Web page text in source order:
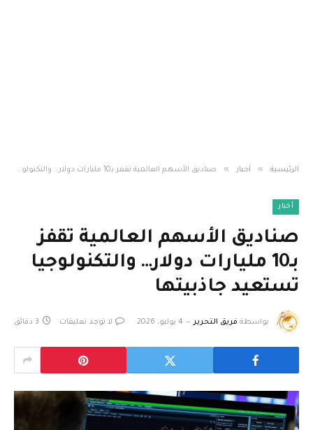
الرئيسية » أخبار » صناديق الأسهم العالمية تقفز بـ10 مليارات دولار… والتكنولوجيا تستعيد جاذبيتها
أخبار
صناديق الأسهم العالمية تقفز
بـ10 مليارات دولار… والتكنولوجيا
تستعيد جاذبيتها
بواسطة فريق التحرير 4 يوليو، 2026 لا توجد تعليقات 3 دقائق